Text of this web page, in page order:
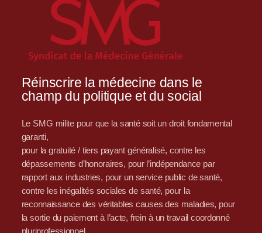
Réinscrire la médecine dans le
champ du politique et du social
Le SMG milite pour que la santé soit un droit fondamental
garanti,
pour la gratuité / tiers payant généralisé, contre les
dépassements d’honoraires, pour l’indépendance par
rapport aux industries, pour un service public de santé,
contre les inégalités sociales de santé, pour la
reconnaissance des véritables causes des maladies, pour
la sortie du paiement à l’acte, frein à un travail coordonné